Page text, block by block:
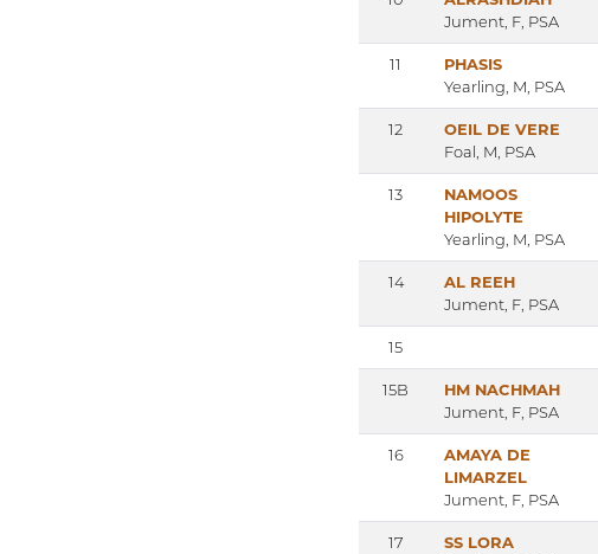
Jument, F, PSA
11
PHASIS
Yearling, M, PSA
12
OEIL DE VERE
Foal, M, PSA
13
NAMOOS
HIPOLYTE
Yearling, M, PSA
14
AL REEH
Jument, F, PSA
15
15B
HM NACHMAH
Jument, F, PSA
16
AMAYA DE
LIMARZEL
Jument, F, PSA
17
SS LORA